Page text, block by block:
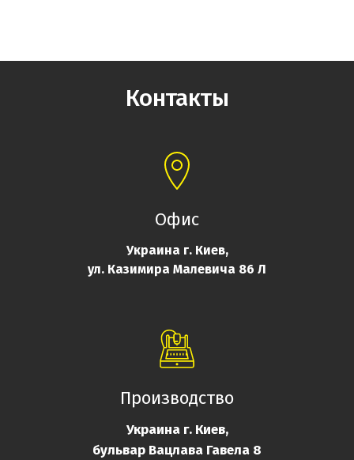
Контакты
Офис
Украина г. Киев,
ул. Казимира Малевича 86 Л
Производство
Украина г. Киев,
бульвар Вацлава Гавела 8